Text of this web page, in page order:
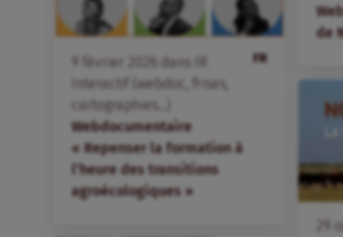
FR
février dans
Interactif (webdoc, frises,
cartographies...)
Webdocumentaire
« Repenser la formation à
l’heure des transitions
agroécologiques »
de